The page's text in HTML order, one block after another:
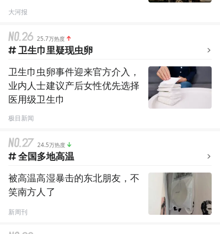
大河报
25.7万热度
卫生巾里疑现虫卵
卫生巾虫卵事件迎来官方介入，
业内人士建议产后女性优先选择
医用级卫生巾
极目新闻
24.5万热度
全国多地高温
被高温高湿暴击的东北朋友，不
笑南方人了
新周刊